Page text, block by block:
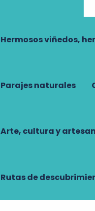
Hermosos viñedos,
Parajes naturales
Arte, cultura y
Rutas de